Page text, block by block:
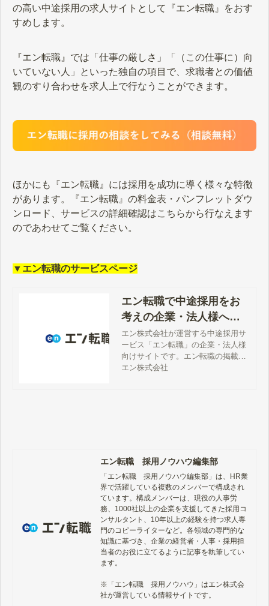
の高い中途採用の求人サイトとして『エン転職』をおす
すめします。
『エン転職』では「仕事の厳しさ」「（この仕事に）向
いていない人」といった独自の項目で、求職者との価値
観のすり合わせを求人上で行なうことができます。
ほかにも『エン転職』には採用を成功に導く様々な特徴
があります。『エン転職』の料金表・パンフレットダウ
ンロード、サービスの詳細確認はこちらから行なえます
のであわせてご覧ください。
▼エン転職のサービスページ
エン転職で中途採用をお
考えの企業・法人様へ
【公式】
エン株式会社が運営する中途採用サ
ービス「エン転職」の企業・法人様
向けサイトです。エン転職の掲載料
金、サービス詳細、特徴、評判、採
エン株式会社
エン転職 採用ノウハウ編集部
「エン転職　採用ノウハウ編集部」は、HR業
界で活躍している複数のメンバーで構成され
ています。構成メンバーは、現役の人事労
務、1000社以上の企業を支援してきた採用コ
ンサルタント、10年以上の経験を持つ求人専
門のコピーライターなど。各領域の専門的な
知識に基づき、企業の経営者・人事・採用担
当者のお役に立てるように記事を執筆してい
ます。
※「エン転職　採用ノウハウ」はエン株式会
社が運営している情報サイトです。